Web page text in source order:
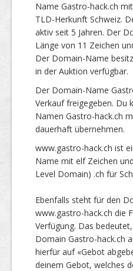
Name Gastro-hack.ch
TLD-Herkunft Schweiz.
aktiv seit 5 Jahren. Der
Länge von 11 Zeichen
Der Domain-Name
in der Auktion verfügbar.
Der Domain-Name
Verkauf freigegeben. Du
Namen Gastro-hack.ch
dauerhaft übernehmen.
www.gastro-hack.ch ist
Name mit elf Zeichen
Level Domain) .ch für
Ebenfalls steht für den
www.gastro-hack.ch die
Verfügung. Das
Domain Gastro-hack.ch
hierfür auf «Gebot
deinem Gebot, welches